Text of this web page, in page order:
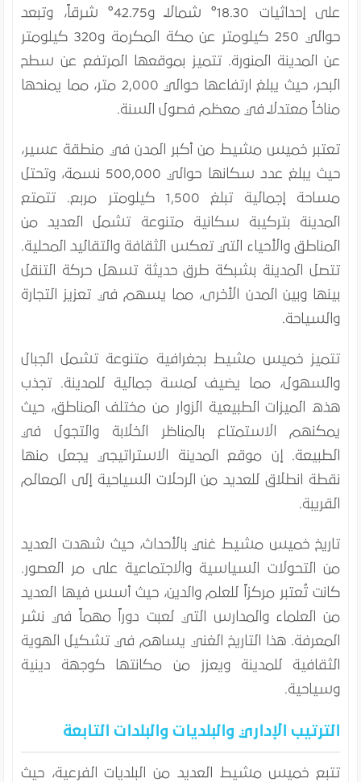
على إحداثيات 18.30° شمالاً و42.75° شرقاً، وتبعد
حوالي 250 كيلومتر عن مكة المكرمة و320 كيلومتر
عن المدينة المنورة. تتميز بموقعها المرتفع عن سطح
البحر، حيث يبلغ ارتفاعها حوالي 2,000 متر، مما يمنحها
مناخاً معتدلاً في معظم فصول السنة.
تعتبر خميس مشيط من أكبر المدن في منطقة عسير،
حيث يبلغ عدد سكانها حوالي 500,000 نسمة، وتحتل
مساحة إجمالية تبلغ 1,500 كيلومتر مربع. تتمتع
المدينة بتركيبة سكانية متنوعة تشمل العديد من
المناطق والأحياء التي تعكس الثقافة والتقاليد المحلية.
تتصل المدينة بشبكة طرق حديثة تسهل حركة التنقل
بينها وبين المدن الأخرى، مما يسهم في تعزيز التجارة
والسياحة.
تتميز خميس مشيط بجغرافية متنوعة تشمل الجبال
والسهول، مما يضيف لمسة جمالية للمدينة. تجذب
هذه الميزات الطبيعية الزوار من مختلف المناطق، حيث
يمكنهم الاستمتاع بالمناظر الخلابة والتجول في
الطبيعة. إن موقع المدينة الاستراتيجي يجعل منها
نقطة انطلاق للعديد من الرحلات السياحية إلى المعالم
القريبة.
تاريخ خميس مشيط غني بالأحداث، حيث شهدت العديد
من التحولات السياسية والاجتماعية على مر العصور.
كانت تُعتبر مركزاً للعلم والدين، حيث أسس فيها العديد
من العلماء والمدارس التي لعبت دوراً مهماً في نشر
المعرفة. هذا التاريخ الغني يساهم في تشكيل الهوية
الثقافية للمدينة ويعزز من مكانتها كوجهة دينية
وسياحية.
الترتيب الإداري والبلديات والبلدات التابعة
تتبع خميس مشيط العديد من البلديات الفرعية، حيث